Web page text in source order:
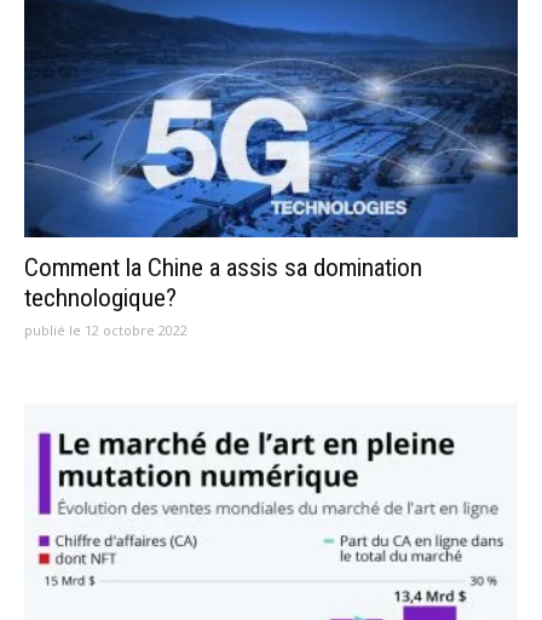
Comment la Chine a assis sa domination
technologique?
publié le 12 octobre 2022